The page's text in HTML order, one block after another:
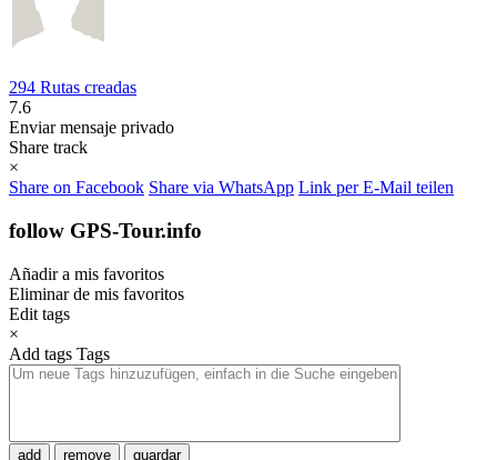
294 Rutas creadas
7.6
Enviar mensaje privado
Share track
×
Share on Facebook Share via WhatsApp Link per E-Mail teilen
follow GPS-Tour.info
Añadir a mis favoritos
Eliminar de mis favoritos
Edit tags
×
Add tags Tags
add remove guardar